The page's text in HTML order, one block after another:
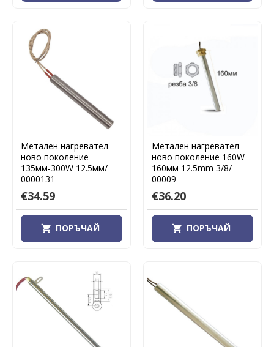
Метален нагревател
ново поколение
135мм-300W 12.5мм/
0000131
€34.59
ПОРЪЧАЙ
Метален нагревател
ново поколение 160W
160мм 12.5mm 3/8/
00009
€36.20
ПОРЪЧАЙ